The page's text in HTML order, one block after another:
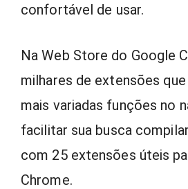
confortável de usar.
Na Web Store do Google
milhares de extensões
mais variadas funções no
facilitar sua busca
com 25 extensões úteis
Chrome.